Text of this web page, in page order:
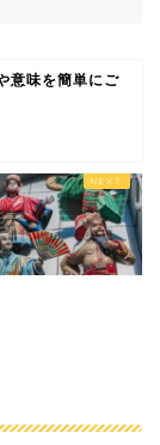
意味を簡単にご